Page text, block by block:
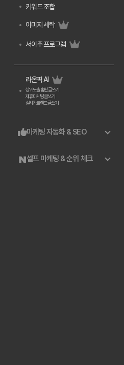
키워드 조합
이미지 세탁
서이추 프로그램
라온픽 AI
상위노출 홈판 글쓰기
제휴마케팅 글쓰기
실시간트랜드 글쓰기
마케팅 자동화 & SEO
셀프 마케팅 & 순위 체크